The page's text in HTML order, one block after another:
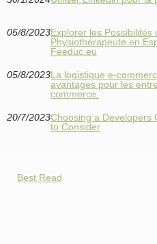
05/8/2023Explorer les Possibilités
Physiothérapeute en
Feeduc.eu
05/8/2023La logistique e-
avantages pour les
commerce.
20/7/2023Choosing a Developers
to Consider
Best Read